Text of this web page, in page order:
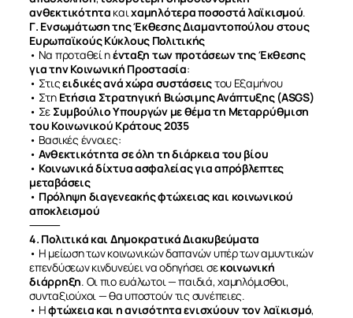
ανθεκτικότητα καιχαμηλότερα ποσοστά λαϊκισμού.
Γ. Ενσωμάτωση της Έκθεσης Διαμαντοπούλου στους
Ευρωπαϊκούς Κύκλους Πολιτικής
• Να προταθεί ηένταξη των προτάσεων της Έκθεσης
για την Κοινωνική Προστασία:
• Στιςειδικές ανά χώρα συστάσειςτου Εξαμήνου
• Στη Ετήσια Στρατηγική Βιώσιμης Ανάπτυξης (ASGS)
• Σε Συμβούλιο Υπουργών με θέμα τη Μεταρρύθμιση
του Κοινωνικού Κράτους 2035
• Βασικές έννοιες:
• Ανθεκτικότητα σε όλη τη διάρκεια του βίου
• Κοινωνικά δίχτυα ασφαλείας για απρόβλεπτες
μεταβάσεις
• Πρόληψη διαγενεακής φτώχειας και κοινωνικού
αποκλεισμού
⸻
4. Πολιτικά και Δημοκρατικά Διακυβεύματα
• Η μείωση των κοινωνικών δαπανών υπέρ των αμυντικών
επενδύσεων κινδυνεύει να οδηγήσει σεκοινωνική
διάρρηξη. Οι πιο ευάλωτοι — παιδιά, χαμηλόμισθοι,
συνταξιούχοι — θα υποστούν τις συνέπειες.
• Ηφτώχεια και η ανισότητα ενισχύουν τον λαϊκισμό,